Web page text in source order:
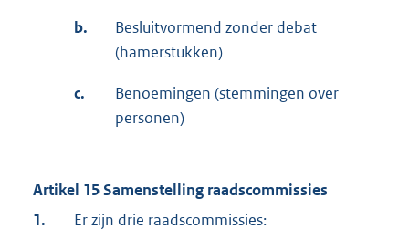
b.
Besluitvormend zonder debat
(hamerstukken)
c.
Benoemingen (stemmingen over
personen)
Artikel 15 Samenstelling raadscommissies
1.
Er zijn drie raadscommissies: